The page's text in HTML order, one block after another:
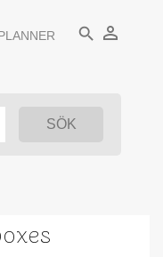
search person_outline